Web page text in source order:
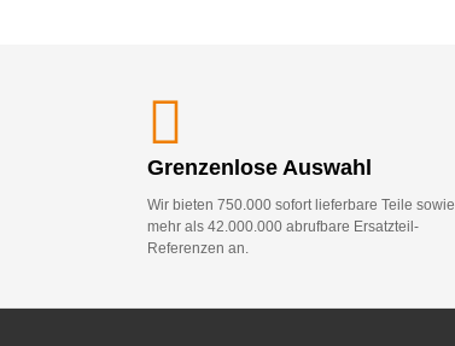
Grenzenlose Auswahl
Wir bieten 750.000 sofort lieferbare Teile sowie
mehr als 42.000.000 abrufbare Ersatzteil-
Referenzen an.